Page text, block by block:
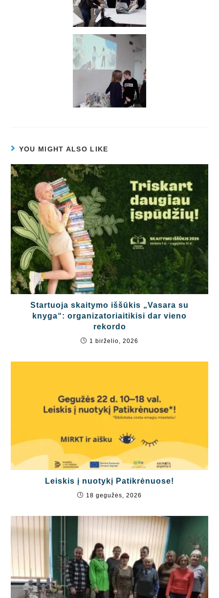
YOU MIGHT ALSO LIKE
Startuoja skaitymo iššūkis „Vasara su
knyga“: organizatoriaitikisi dar vieno
rekordo
1 birželio, 2026
Leiskis į nuotykį Patikrėnuose!
18 gegužės, 2026